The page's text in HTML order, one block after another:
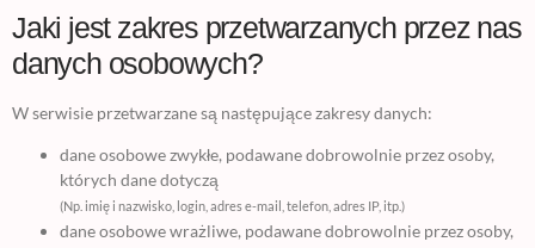
Jaki jest zakres przetwarzanych przez nas
danych osobowych?
W serwisie przetwarzane są następujące zakresy danych:
dane osobowe zwykłe, podawane dobrowolnie przez osoby,
których dane dotyczą
(Np. imię i nazwisko, login, adres e-mail, telefon, adres IP, itp.)
dane osobowe wrażliwe, podawane dobrowolnie przez osoby,